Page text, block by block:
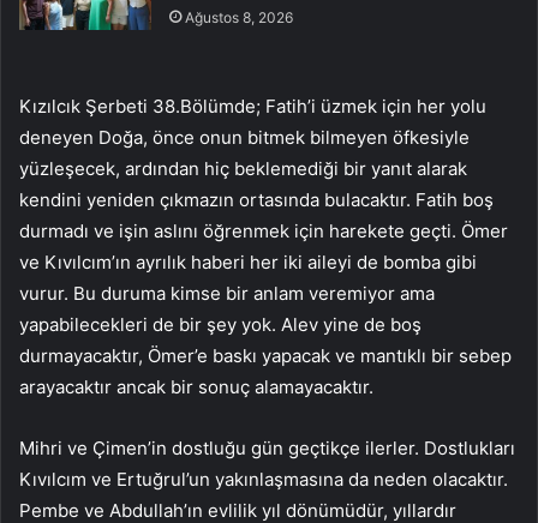
Ağustos 8, 2026
Kızılcık Şerbeti 38.Bölümde; Fatih’i üzmek için her yolu
deneyen Doğa, önce onun bitmek bilmeyen öfkesiyle
yüzleşecek, ardından hiç beklemediği bir yanıt alarak
kendini yeniden çıkmazın ortasında bulacaktır. Fatih boş
durmadı ve işin aslını öğrenmek için harekete geçti. Ömer
ve Kıvılcım’ın ayrılık haberi her iki aileyi de bomba gibi
vurur. Bu duruma kimse bir anlam veremiyor ama
yapabilecekleri de bir şey yok. Alev yine de boş
durmayacaktır, Ömer’e baskı yapacak ve mantıklı bir sebep
arayacaktır ancak bir sonuç alamayacaktır.
Mihri ve Çimen’in dostluğu gün geçtikçe ilerler. Dostlukları
Kıvılcım ve Ertuğrul’un yakınlaşmasına da neden olacaktır.
Pembe ve Abdullah’ın evlilik yıl dönümüdür, yıllardır